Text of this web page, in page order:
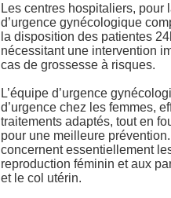
Les centres hospitaliers, pour
d’urgence gynécologique
la disposition des patientes
nécessitant une intervention
cas de grossesse à risques.
L’équipe d’urgence
d’urgence chez les femmes,
traitements adaptés, tout en
pour une meilleure
concernent essentiellement
reproduction féminin et aux
et le col utérin.